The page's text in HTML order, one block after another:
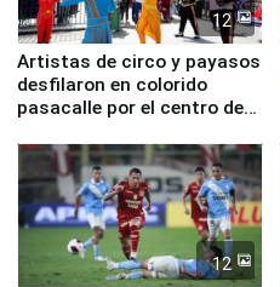
12
Artistas de circo y payasos
desfilaron en colorido
pasacalle por el centro de
12